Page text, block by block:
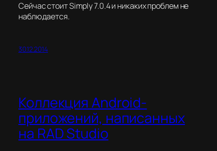
Сейчас стоит Simply 7.0.4 и никаких проблем не
наблюдается.
30.12.2014
Коллекция Android-
приложений, написанных
на RAD Studio